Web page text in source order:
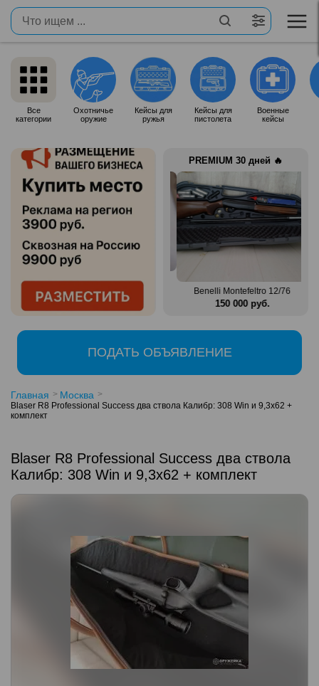
Все
категории
Охотничье
оружие
Кейсы для
ружья
Кейсы для
пистолета
Военные
кейсы
PREMIUM 30 дней 🔥
Продам итальянское ружье
Silma M70
80 000 руб.
Benelli Montefeltro 12/76
150 000 руб.
ПОДАТЬ ОБЪЯВЛЕНИЕ
Главная Москва
Blaser R8 Professional Success два ствола Калибр: 308 Win и 9,3х62 +
комплект
Blaser R8 Professional Success два ствола
Калибр: 308 Win и 9,3х62 + комплект